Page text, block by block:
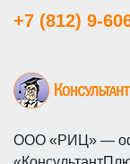
+7 (812) 9-
ООО «РИЦ» —